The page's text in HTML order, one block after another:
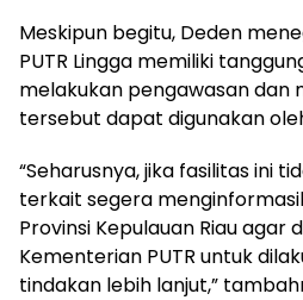
Meskipun begitu, Deden
PUTR Lingga memiliki
melakukan pengawasan dan
tersebut dapat digunakan
“Seharusnya, jika fasilitas ini
terkait segera
Provinsi Kepulauan Riau agar
Kementerian PUTR untuk
tindakan lebih lanjut,”